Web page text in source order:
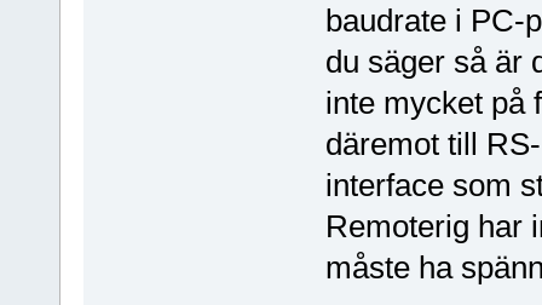
baudrate i PC-
du säger så är
inte mycket på
däremot till
interface som
Remoterig har
måste ha